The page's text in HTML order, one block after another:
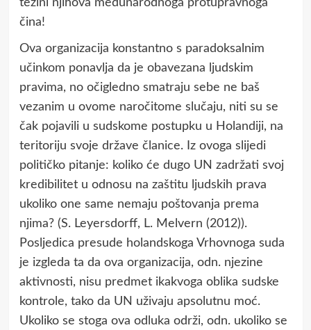
težini njihova međunarodnoga protupravnoga
čina!
Ova organizacija konstantno s paradoksalnim
učinkom ponavlja da je obavezana ljudskim
pravima, no očigledno smatraju sebe ne baš
vezanim u ovome naročitome slučaju, niti su se
čak pojavili u sudskome postupku u Holandiji, na
teritoriju svoje države članice. Iz ovoga slijedi
političko pitanje: koliko će dugo UN zadržati svoj
kredibilitet u odnosu na zaštitu ljudskih prava
ukoliko one same nemaju poštovanja prema
njima? (S. Leyersdorff, L. Melvern (2012)).
Posljedica presude holandskoga Vrhovnoga suda
je izgleda ta da ova organizacija, odn. njezine
aktivnosti, nisu predmet ikakvoga oblika sudske
kontrole, tako da UN uživaju apsolutnu moć.
Ukoliko se stoga ova odluka održi, odn. ukoliko se